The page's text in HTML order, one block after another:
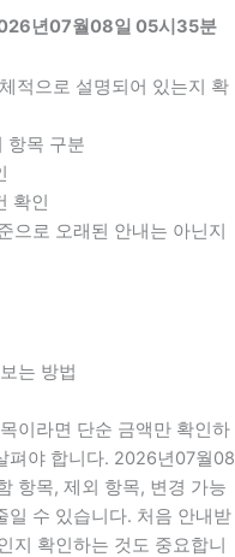
년07월08일 05시35분
적으로 설명되어 있는지 확
항목 구분
확인
으로 오래된 안내는 아닌지
는 방법
이라면 단순 금액만 확인하
펴야 합니다. 2026년07월08
항목, 제외 항목, 변경 가능
일 수 있습니다. 처음 안내받
지 확인하는 것도 중요합니